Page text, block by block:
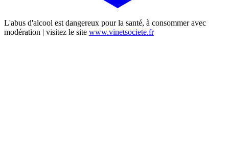
L'abus d'alcool est dangereux pour la santé, à consommer avec
modération | visitez le site www.vinetsociete.fr